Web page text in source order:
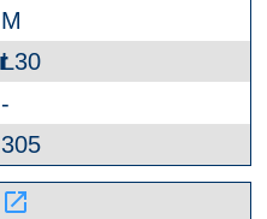
M
L30
-
305
launch